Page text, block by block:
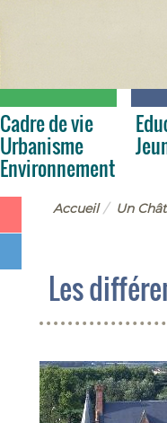
Cadre de vie
Urbanisme
Environnement
Accueil Un
Les